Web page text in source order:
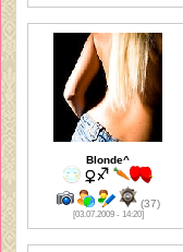
Blonde^
(37)
[03.07.2009 - 14:20]